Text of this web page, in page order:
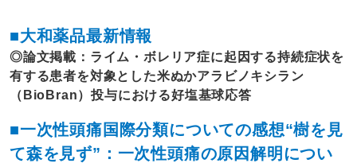
■大和薬品最新情報
◎論文掲載：ライム・ボレリア症に起因する持続症状を
有する患者を対象とした米ぬかアラビノキシラン
（BioBran）投与における好塩基球応答
■一次性頭痛国際分類についての感想“樹を見
て森を見ず”：一次性頭痛の原因解明につい